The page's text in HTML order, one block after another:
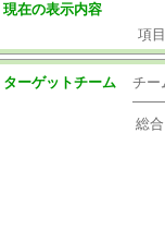
現在の表示内容
項目
ターゲットチーム チー
総